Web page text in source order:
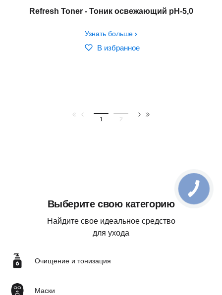
Refresh Toner - Тоник освежающий рH-5,0
Узнать больше
В избранное
1 2
Выберите свою категорию
Найдите свое идеальное средство
для ухода
Очищение и тонизация
Маски